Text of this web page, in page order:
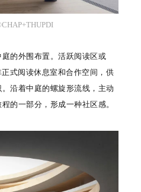
的外围布置。活跃阅读区或
式阅读休息室和合作空间，供
沿着中庭的螺旋形流线，主动
的一部分，形成一种社区感。